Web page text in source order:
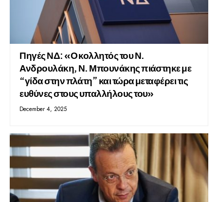
Πηγές ΝΔ: «Ο κολλητός του Ν.
Ανδρουλάκη, Ν. Μπουνάκης πιάστηκε με
“γίδα στην πλάτη” και τώρα μεταφέρει τις
ευθύνες στους υπαλλήλους του»
December 4, 2025